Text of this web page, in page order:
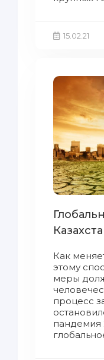
15.02.21
Как
этому
меры
процесс
пандемия